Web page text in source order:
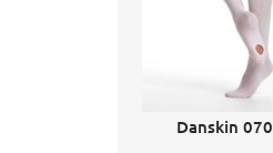
Danskin